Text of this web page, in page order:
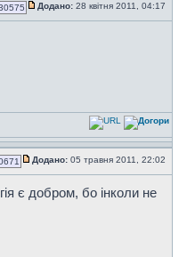
Додано: 28 квітня 2011, 04:17
Додано: 05 травня 2011, 22:02
є добром, бо інколи не